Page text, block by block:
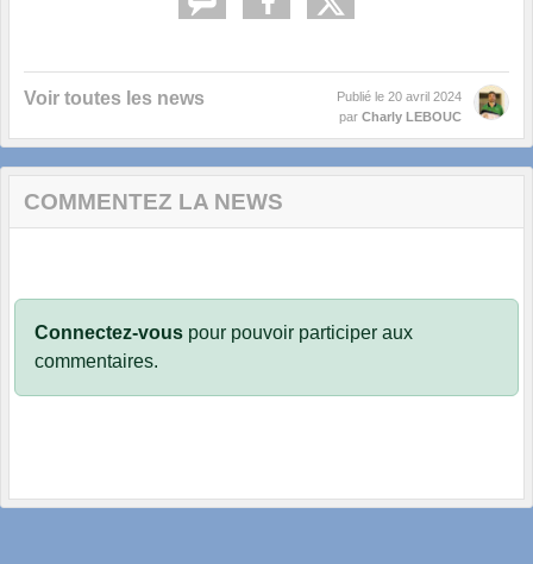
Voir toutes les news Publié le 20 avril 2024
par Charly LEBOUC
COMMENTEZ LA NEWS
Connectez-vous pour pouvoir participer aux
commentaires.